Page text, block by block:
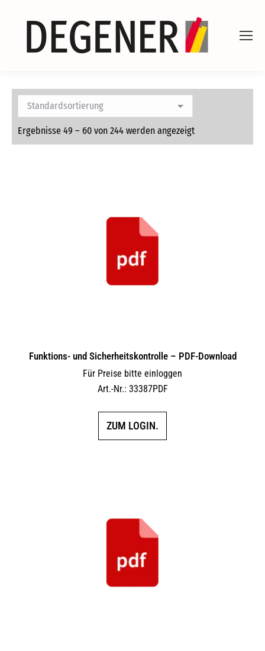
Ergebnisse 49 – 60 von 244 werden angezeigt
Funktions- und Sicherheitskontrolle – PDF-Download
Für Preise bitte einloggen
Art.-Nr.: 33387PDF
ZUM LOGIN.